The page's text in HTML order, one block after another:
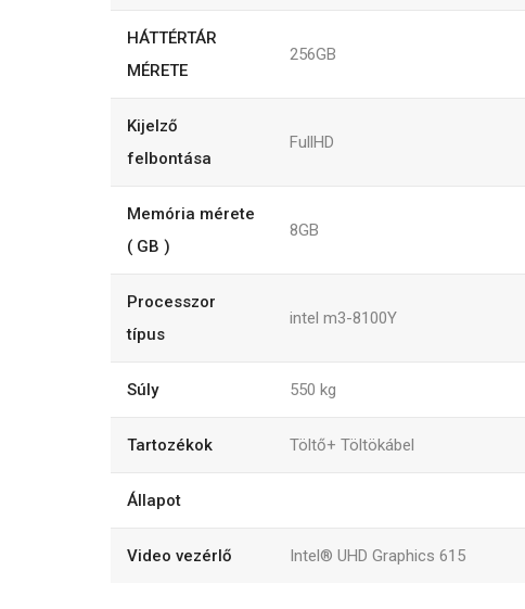
HÁTTÉRTÁR
MÉRETE
256GB
Kijelző
felbontása
FullHD
Memória mérete
( GB )
8GB
Processzor
típus
intel m3-8100Y
Súly 550 kg
Tartozékok Töltő+ Töltökábel
Állapot
Video vezérlő Intel® UHD Graphics 615